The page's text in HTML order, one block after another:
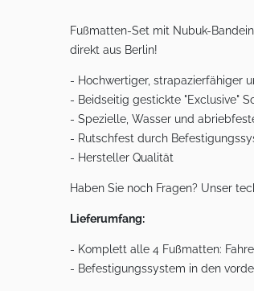
Fußmatten-Set mit Nubuk-
direkt aus Berlin!
- Hochwertiger, strapazierfähiger
- Beidseitig gestickte "Exclusive"
- Spezielle, Wasser und
- Rutschfest durch
- Hersteller Qualität
Haben Sie noch Fragen? Unser
Lieferumfang:
- Komplett alle 4 Fußmatten:
- Befestigungssystem in den